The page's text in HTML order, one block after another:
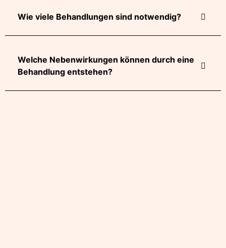
Wie viele Behandlungen sind notwendig?
Welche Nebenwirkungen können durch eine
Behandlung entstehen?